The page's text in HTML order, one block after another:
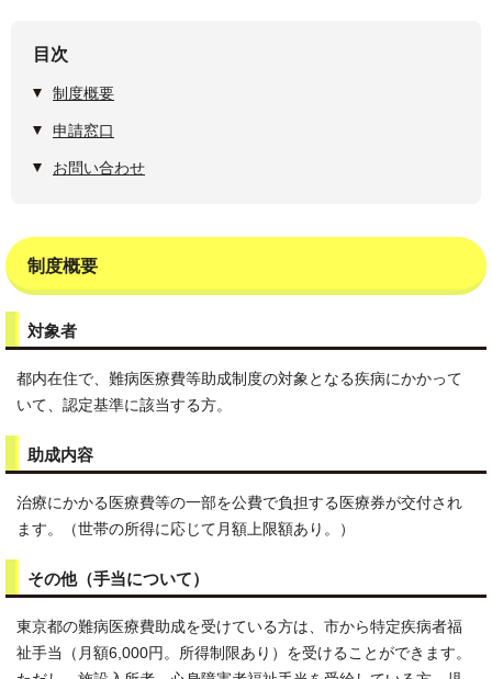
目次
制度概要
申請窓口
お問い合わせ
制度概要
対象者
都内在住で、難病医療費等助成制度の対象となる疾病にかかって
いて、認定基準に該当する方。
助成内容
治療にかかる医療費等の一部を公費で負担する医療券が交付され
ます。（世帯の所得に応じて月額上限額あり。）
その他（手当について）
東京都の難病医療費助成を受けている方は、市から特定疾病者福
祉手当（月額6,000円。所得制限あり）を受けることができます。